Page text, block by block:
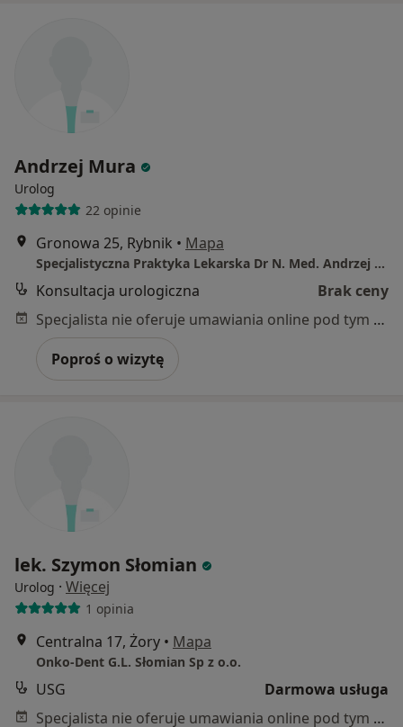
Andrzej Mura
Urolog
22 opinie
Gronowa 25, Rybnik • Mapa
Specjalistyczna Praktyka Lekarska Dr N. Med. Andrzej Mura Specjalista Urolog
Konsultacja urologiczna
Brak ceny
Specjalista nie oferuje umawiania online pod tym adresem.
Poproś o wizytę
lek. Szymon Słomian
Urolog · Więcej
1 opinia
Centralna 17, Żory • Mapa
Onko-Dent G.L. Słomian Sp z o.o.
USG
Darmowa usługa
Specjalista nie oferuje umawiania online pod tym adresem.